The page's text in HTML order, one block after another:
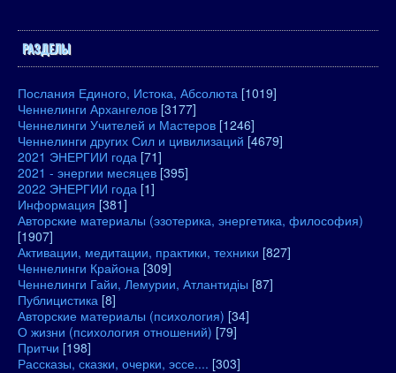
РАЗДЕЛЫ
Послания Единого, Истока, Абсолюта [1019]
Ченнелинги Архангелов [3177]
Ченнелинги Учителей и Мастеров [1246]
Ченнелинги других Сил и цивилизаций [4679]
2021 ЭНЕРГИИ года [71]
2021 - энергии месяцев [395]
2022 ЭНЕРГИИ года [1]
Информация [381]
Авторские материалы (эзотерика, энергетика, философия)
[1907]
Активации, медитации, практики, техники [827]
Ченнелинги Крайона [309]
Ченнелинги Гайи, Лемурии, Атлантидіы [87]
Публицистика [8]
Авторские материалы (психология) [34]
О жизни (психология отношений) [79]
Притчи [198]
Рассказы, сказки, очерки, эссе.... [303]